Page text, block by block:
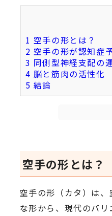
1 空手の形とは？
2 空手の形が認知症
3 同側型神経支配の
4 脳と筋肉の活性化
5 結論
空手の形とは？
空手の形（カタ）は
な形から、現代のバ